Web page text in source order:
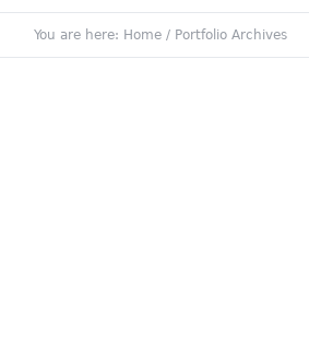
You are here: Home / Portfolio Archives